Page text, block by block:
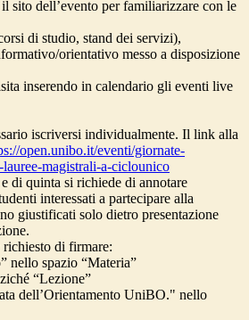
sito dell’evento per familiarizzare con le
di studio, stand dei servizi),
orientativo messo a disposizione
inserendo in calendario gli eventi live
iscriversi individualmente. Il link alla
open.unibo.it/eventi/giornate-
magistrali-a-ciclounico
di quinta si richiede di annotare
interessati a partecipare alla
giustificati solo dietro presentazione
di firmare:
nello spazio “Materia”
“Lezione”
dell’Orientamento UniBO." nello